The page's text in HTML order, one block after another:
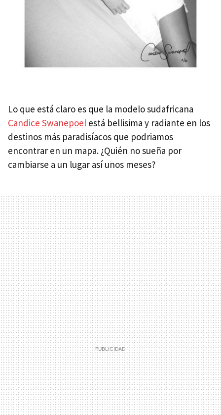
Lo que está claro es que la modelo sudafricana
Candice Swanepoel está bellisima y radiante en los
destinos más paradisíacos que podriamos
encontrar en un mapa. ¿Quién no sueña por
cambiarse a un lugar así unos meses?